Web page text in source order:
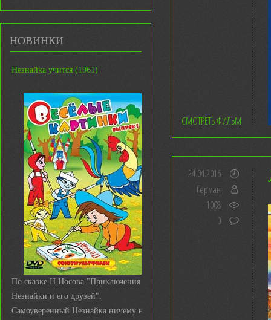
НОВИНКИ
Незнайка учится (1961)
По сказке Н.Носова "Приключения
Незнайки и его друзей".
Самоуверенный Незнайка ничему не
СМОТРЕТЬ ФИЛЬМ
24.04.2016
Герман
1008
0